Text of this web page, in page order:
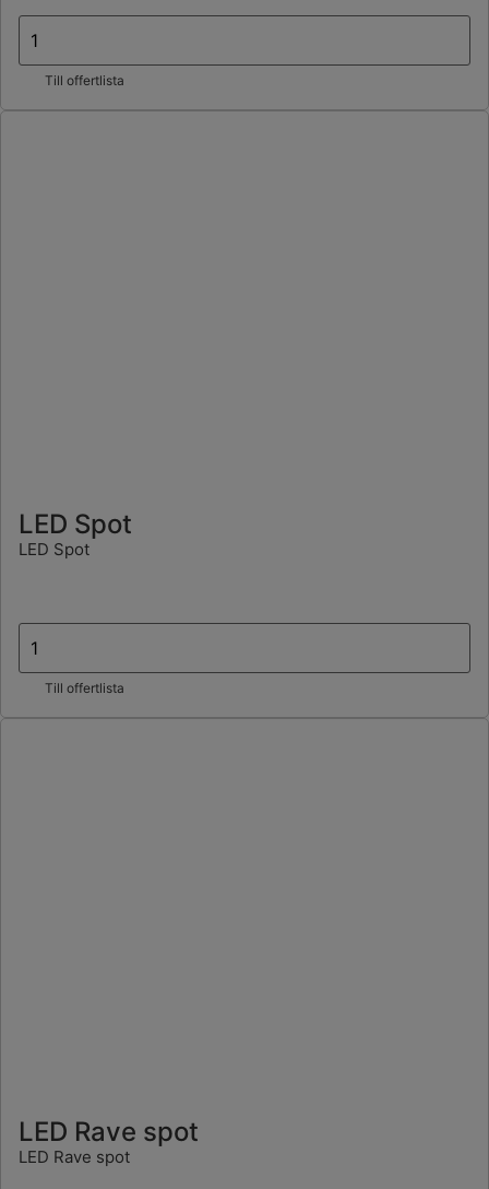
Till offertlista
LED Spot
LED Spot
Till offertlista
LED Rave spot
LED Rave spot